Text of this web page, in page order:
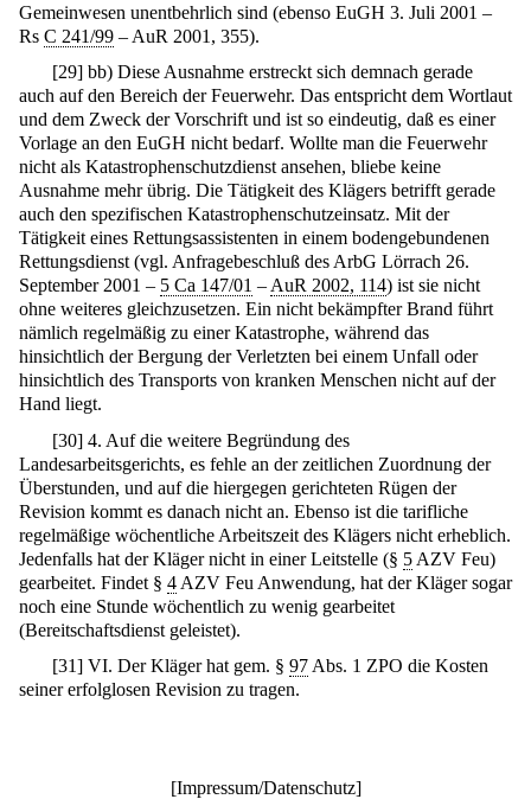
Gemeinwesen unentbehrlich sind (ebenso EuGH 3. Juli 2001 –
Rs C 241/99 – AuR 2001, 355).
[29] bb) Diese Ausnahme erstreckt sich demnach gerade
auch auf den Bereich der Feuerwehr. Das entspricht dem Wortlaut
und dem Zweck der Vorschrift und ist so eindeutig, daß es einer
Vorlage an den EuGH nicht bedarf. Wollte man die Feuerwehr
nicht als Katastrophenschutzdienst ansehen, bliebe keine
Ausnahme mehr übrig. Die Tätigkeit des Klägers betrifft gerade
auch den spezifischen Katastrophenschutzeinsatz. Mit der
Tätigkeit eines Rettungsassistenten in einem bodengebundenen
Rettungsdienst (vgl. Anfragebeschluß des ArbG Lörrach 26.
September 2001 – 5 Ca 147/01 – AuR 2002, 114) ist sie nicht
ohne weiteres gleichzusetzen. Ein nicht bekämpfter Brand führt
nämlich regelmäßig zu einer Katastrophe, während das
hinsichtlich der Bergung der Verletzten bei einem Unfall oder
hinsichtlich des Transports von kranken Menschen nicht auf der
Hand liegt.
[30] 4. Auf die weitere Begründung des
Landesarbeitsgerichts, es fehle an der zeitlichen Zuordnung der
Überstunden, und auf die hiergegen gerichteten Rügen der
Revision kommt es danach nicht an. Ebenso ist die tarifliche
regelmäßige wöchentliche Arbeitszeit des Klägers nicht erheblich.
Jedenfalls hat der Kläger nicht in einer Leitstelle (§ 5 AZV Feu)
gearbeitet. Findet § 4 AZV Feu Anwendung, hat der Kläger sogar
noch eine Stunde wöchentlich zu wenig gearbeitet
(Bereitschaftsdienst geleistet).
[31] VI. Der Kläger hat gem. §97 Abs. 1 ZPO die Kosten
seiner erfolglosen Revision zu tragen.
[Impressum/Datenschutz]